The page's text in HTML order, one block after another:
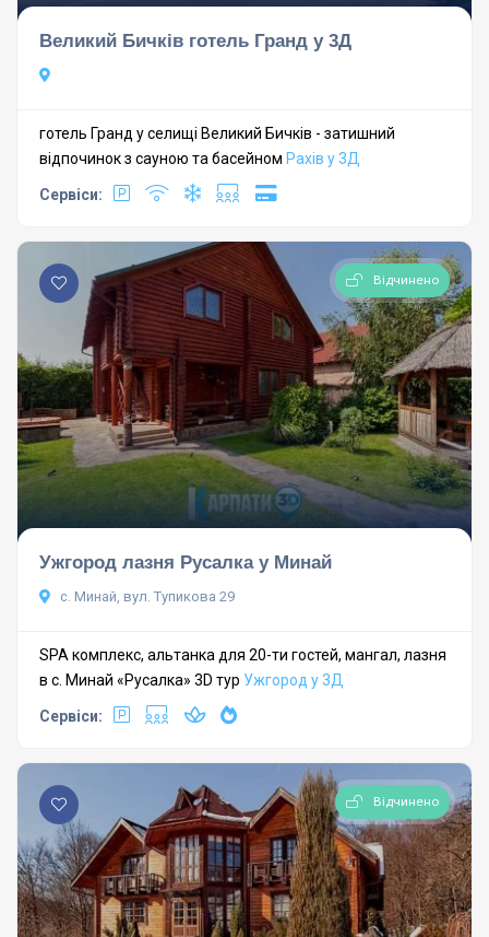
Великий Бичків готель Гранд у 3Д
готель Гранд у селищі Великий Бичків - затишний
відпочинок з сауною та басейном Рахів у 3Д
Сервіси:
Відчинено
Ужгород лазня Русалка у Минай
с. Минай, вул. Тупикова 29
SPA комплекс, альтанка для 20-ти гостей, мангал, лазня
в с. Минай «Русалка» 3D тур Ужгород у 3Д
Сервіси:
Відчинено